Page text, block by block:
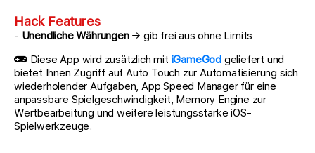
Hack Features
- Unendliche Währungen→ gib frei aus ohne Limits
Diese App wird zusätzlich mit iGameGod geliefert und
bietet Ihnen Zugriff auf Auto Touch zur Automatisierung sich
wiederholender Aufgaben, App Speed Manager für eine
anpassbare Spielgeschwindigkeit, Memory Engine zur
Wertbearbeitung und weitere leistungsstarke iOS-
Spielwerkzeuge.